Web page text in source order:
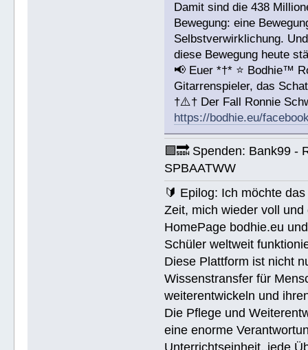
Damit sind die 438
Bewegung: eine
Selbstverwirklichung.
diese Bewegung heute
📢 Euer *†* ⭐️ Bodhie™
Gitarrenspieler, das
†⚠️† Der Fall Ronnie
https://bodhie.eu/
🟪🔜 Spenden: Bank99 -
SPBAATWW
🔰 Epilog: Ich möchte
Zeit, mich wieder voll
HomePage bodhie.eu
Schüler weltweit
Diese Plattform ist nicht
Wissenstransfer für
weiterentwickeln und
Die Pflege und
eine enorme